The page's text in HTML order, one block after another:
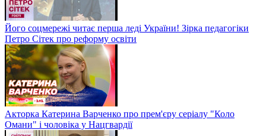
Його соцмережі читає перша леді України! Зірка педагогіки
Петро Сітек про реформу освіти
Акторка Катерина Варченко про прем'єру серіалу "Коло
Омани" і чоловіка у Нацгвардії